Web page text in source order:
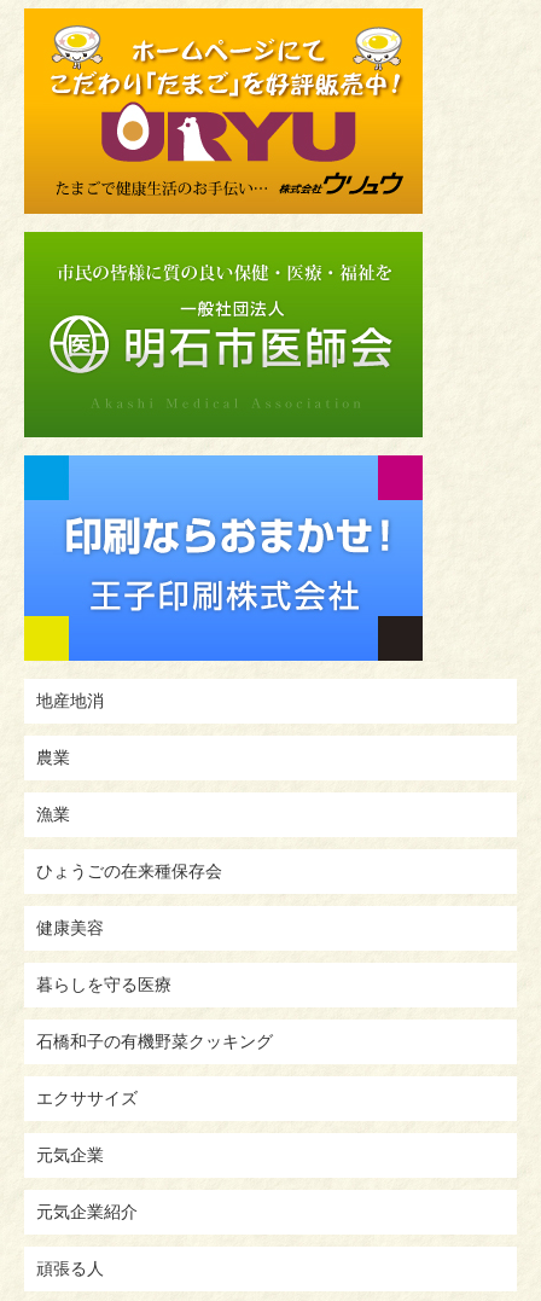
地産地消
農業
漁業
ひょうごの在来種保存会
健康美容
暮らしを守る医療
石橋和子の有機野菜クッキング
エクササイズ
元気企業
元気企業紹介
頑張る人